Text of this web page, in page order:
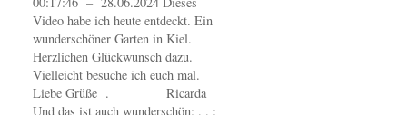
Video habe ich heute entdeckt. Ein
wunderschöner Garten in Kiel.
Herzlichen Glückwunsch dazu.
Vielleicht besuche ich euch mal.
Liebe Grüße . Ricarda
Und das ist auch wunderschön: . . :